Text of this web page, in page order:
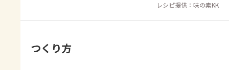
レシピ提供：味の素KK
つくり方